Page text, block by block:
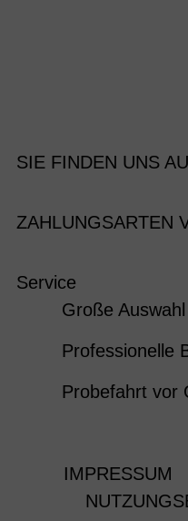
SIE FINDEN UNS
ZAHLUNGSARTEN
Service
Große
Professionelle
Probefahrt vor
IMPRESSUM